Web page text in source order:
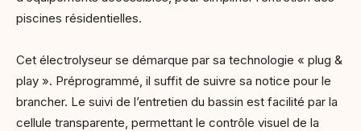
piscines résidentielles.
Cet électrolyseur se démarque par sa technologie « plug &
play ». Préprogrammé, il suffit de suivre sa notice pour le
brancher. Le suivi de l’entretien du bassin est facilité par la
cellule transparente, permettant le contrôle visuel de la